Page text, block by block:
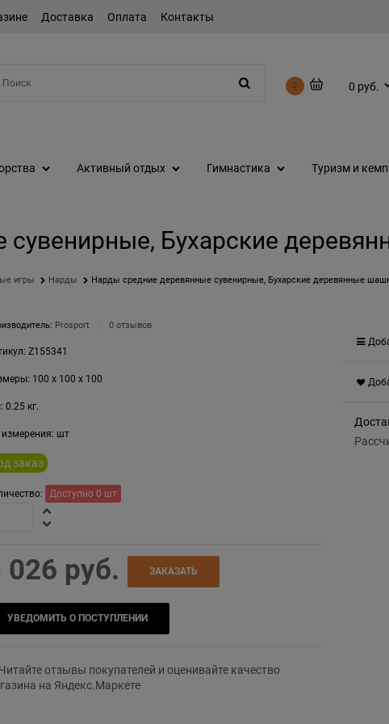
Доставка Оплата Контакты
0 0 руб.
Активный отдых Гимнастика Туризм и
Бухарские
игры Нарды Нарды средние деревянные сувенирные, Бухарские деревянные
Prosport 0 отзывов
Z155341
100 x 100 x 100
0.25кг.
измерения: шт
заказ
Доступно 0 шт
026 руб. ЗАКАЗАТЬ
УВЕДОМИТЬ О ПОСТУПЛЕНИИ